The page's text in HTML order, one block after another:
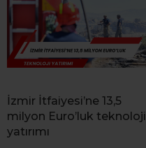
İzmir İtfaiyesi’ne 13,5
milyon Euro’luk teknoloji
yatırımı